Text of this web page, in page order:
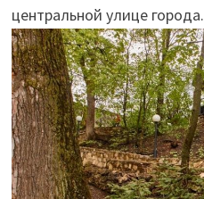
центральной улице города.